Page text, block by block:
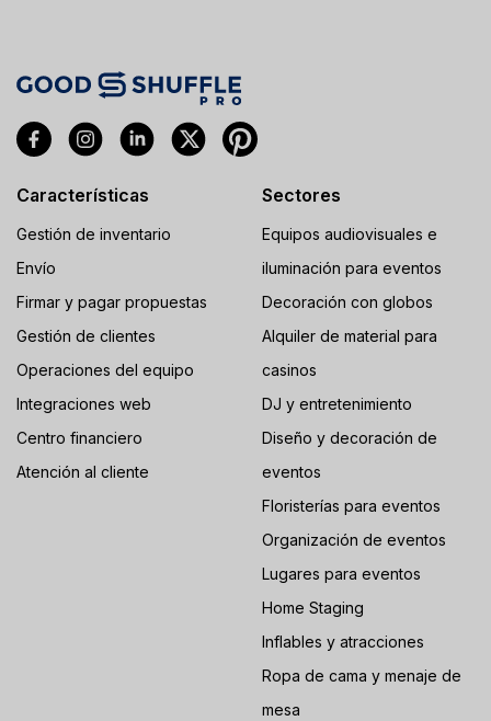
Características
Gestión de inventario
Envío
Firmar y pagar propuestas
Gestión de clientes
Operaciones del equipo
Integraciones web
Centro financiero
Atención al cliente
Sectores
Equipos audiovisuales e
iluminación para eventos
Decoración con globos
Alquiler de material para
casinos
DJ y entretenimiento
Diseño y decoración de
eventos
Floristerías para eventos
Organización de eventos
Lugares para eventos
Home Staging
Inflables y atracciones
Ropa de cama y menaje de
mesa